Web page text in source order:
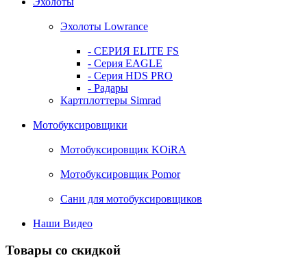
Эхолоты Lowrance
- СЕРИЯ ELITE FS
- Серия EAGLE
- Серия HDS PRO
- Радары
Картплоттеры Simrad
Мотобуксировщики
Мотобуксировщик KOiRA
Мотобуксировщик Pomor
Сани для мотобуксировщиков
Наши Видео
Товары со скидкой